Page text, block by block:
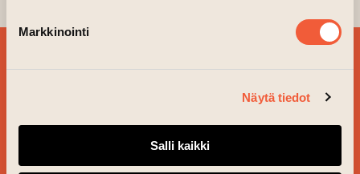
Markkinointi
Näytä tiedot
Salli kaikki
BESTÄLL VÅRT